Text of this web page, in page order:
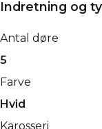
Indretning og
Antal døre
5
Farve
Hvid
Karosseri